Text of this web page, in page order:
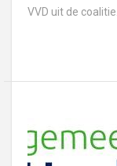
VVD uit de